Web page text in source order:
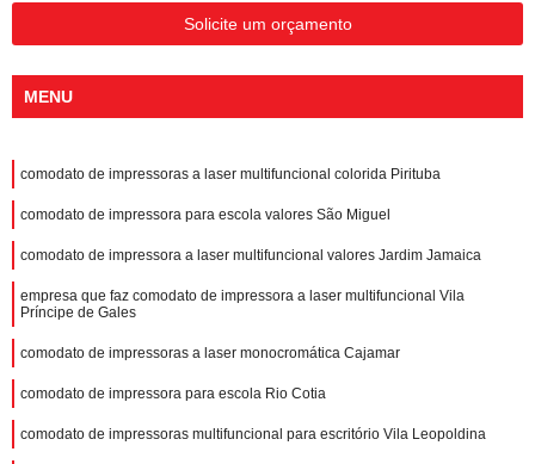
Solicite um orçamento
MENU
comodato de impressoras a laser multifuncional colorida Pirituba
comodato de impressora para escola valores São Miguel
comodato de impressora a laser multifuncional valores Jardim Jamaica
empresa que faz comodato de impressora a laser multifuncional Vila
Príncipe de Gales
comodato de impressoras a laser monocromática Cajamar
comodato de impressora para escola Rio Cotia
comodato de impressoras multifuncional para escritório Vila Leopoldina